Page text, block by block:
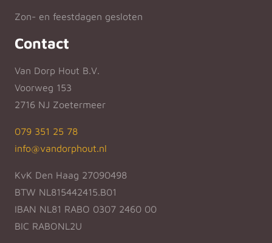
Zon- en feestdagen gesloten
Contact
Van Dorp Hout B.V.
Voorweg 153
2716 NJ Zoetermeer
079 351 25 78
info@vandorphout.nl
KvK Den Haag 27090498
BTW NL815442415.B01
IBAN NL81 RABO 0307 2460 00
BIC RABONL2U